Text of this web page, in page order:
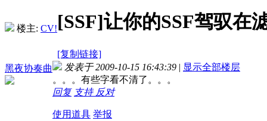
楼主: CV![SSF]让你的SSF驾驭在
[复制链接]
黑夜协奏曲
发表于 2009-10-15 16:43:39 | 显示全部楼层
。。。有些字看不清了。。。
回复 支持 反对
使用道具 举报